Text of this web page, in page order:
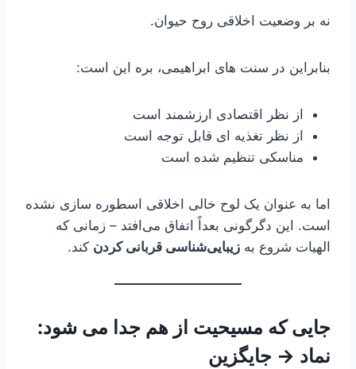
نه بر وضعیت اخلاقی روح حیوان.
بنابراین در سنت های ابراهیمی، بره این است:
از نظر اقتصادی ارزشمند است
از نظر تغذیه ای قابل توجه است
مناسکی تنظیم شده است
اما به عنوان یک لوح خالی اخلاقی اسطوره سازی نشده
است. این دگرگونی بعداً اتفاق می‌افتد – زمانی که
الهیات شروع به زیبایی‌شناسی قربانی کردن کند.
جایی که مسیحیت از هم جدا می شود:
نماد → جایگزین